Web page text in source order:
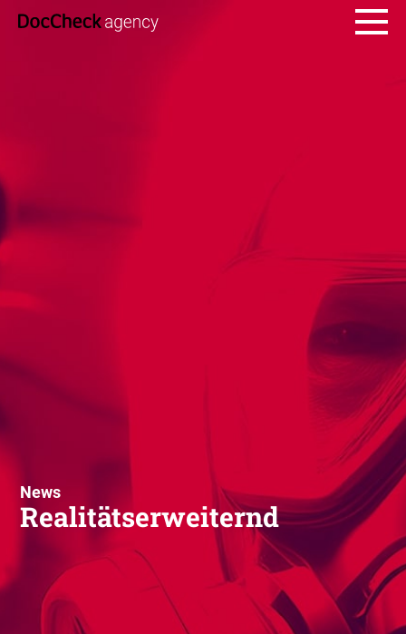
News
Realitätserweiternd